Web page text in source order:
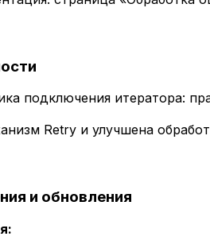
подключения итератора:
Retry и улучшена
и обновления